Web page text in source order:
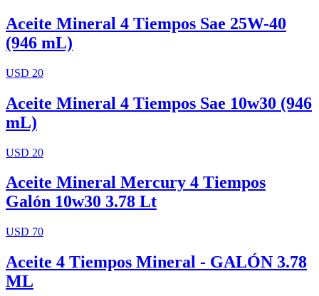
Aceite Mineral 4 Tiempos Sae 25W-40
(946 mL)
USD 20
Aceite Mineral 4 Tiempos Sae 10w30 (946
mL)
USD 20
Aceite Mineral Mercury 4 Tiempos
Galón 10w30 3.78 Lt
USD 70
Aceite 4 Tiempos Mineral - GALÓN 3.78
ML